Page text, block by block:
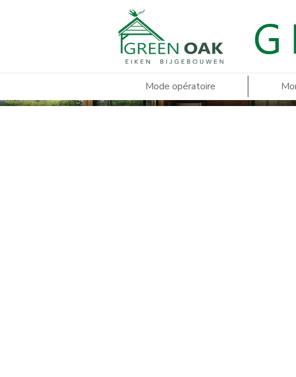
Mode opératoire